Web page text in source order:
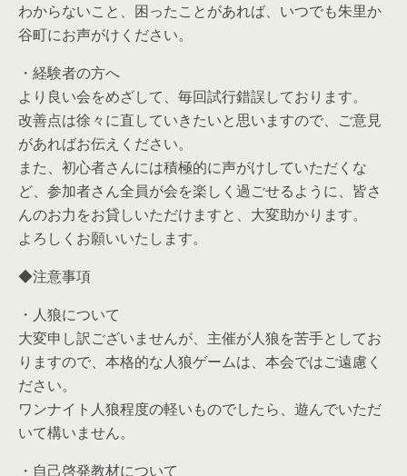
わからないこと、困ったことがあれば、いつでも朱里か
谷町にお声がけください。
・経験者の方へ
より良い会をめざして、毎回試行錯誤しております。
改善点は徐々に直していきたいと思いますので、ご意見
があればお伝えください。
また、初心者さんには積極的に声がけしていただくな
ど、参加者さん全員が会を楽しく過ごせるように、皆さ
んのお力をお貸しいただけますと、大変助かります。
よろしくお願いいたします。
◆注意事項
・人狼について
大変申し訳ございませんが、主催が人狼を苦手としてお
りますので、本格的な人狼ゲームは、本会ではご遠慮く
ださい。
ワンナイト人狼程度の軽いものでしたら、遊んでいただ
いて構いません。
・自己啓発教材について